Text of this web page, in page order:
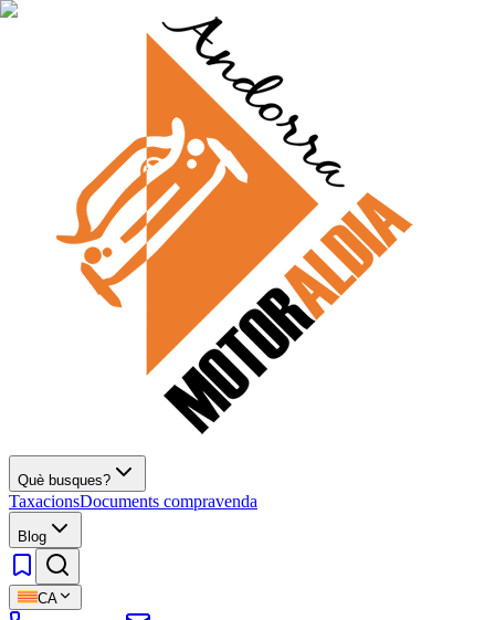
Què busques?
TaxacionsDocuments compravenda
Blog
CA